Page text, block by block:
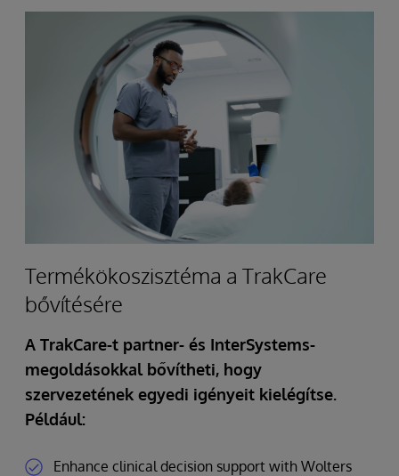
Termékökoszisztéma a TrakCare
bővítésére
A TrakCare-t partner- és InterSystems-
megoldásokkal bővítheti, hogy
szervezetének egyedi igényeit kielégítse.
Például:
Enhance clinical decision support with Wolters